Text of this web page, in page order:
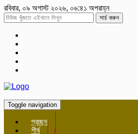
রবিবার, ০৯ অগাস্ট ২০২৬, ০৬:৪১ অপরাহ্ন
সার্চ করুন
Toggle navigation
প্রচ্ছদ
শীর্ষ